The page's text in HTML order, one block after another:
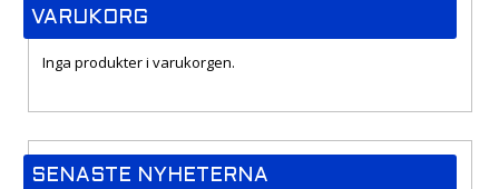
VARUKORG
Inga produkter i varukorgen.
SENASTE NYHETERNA